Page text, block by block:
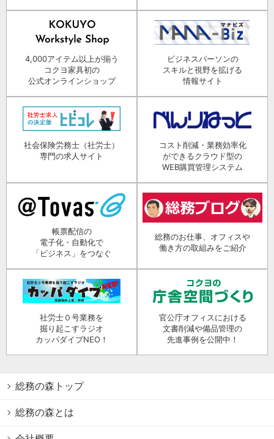
4,000アイテム以上が揃う
コクヨ家具初の
公式オンラインショップ
ビジネスパーソンの
スキルと視野を拡げる
情報サイト
社会保険労務士（社労士）
専門の求人サイト
コスト削減・業務効率化
ができるクラウド型の
WEB購買管理システム
帳票配信の
電子化・自動化で
「ビジネス」をつなぐ
総務のお仕事、オフィスや
働き方の取組みをご紹介
社労士０号業務を
掘り起こすラジオ
カッパダイブNEO！
官公庁オフィスにおける
文書削減や備品管理の
先進事例を公開中！
総務の森トップ
総務の森とは